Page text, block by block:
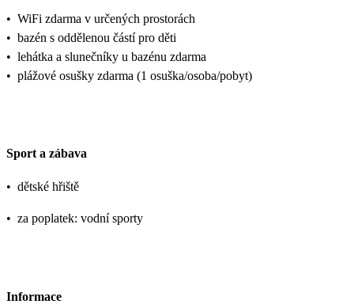
• WiFi zdarma v určených prostorách
• bazén s oddělenou částí pro děti
• lehátka a slunečníky u bazénu zdarma
• plážové osušky zdarma (1 osuška/osoba/pobyt)
Sport a zábava
• dětské hřiště
• za poplatek: vodní sporty
Informace